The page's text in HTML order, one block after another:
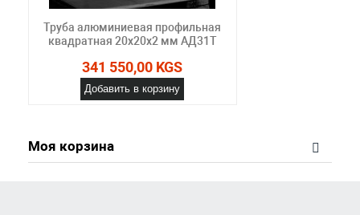
Труба алюминиевая профильная
квадратная 20х20х2 мм АД31Т
341 550,00 KGS
Добавить в корзину
Моя корзина